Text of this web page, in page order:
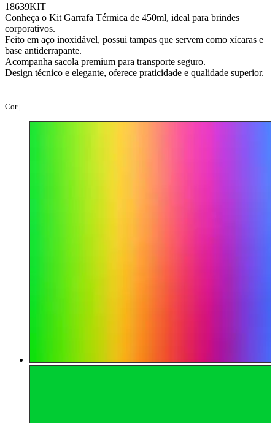
18639KIT
Conheça o Kit Garrafa Térmica de 450ml, ideal para brindes
corporativos.
Feito em aço inoxidável, possui tampas que servem como xícaras e
base antiderrapante.
Acompanha sacola premium para transporte seguro.
Design técnico e elegante, oferece praticidade e qualidade superior.
Cor |